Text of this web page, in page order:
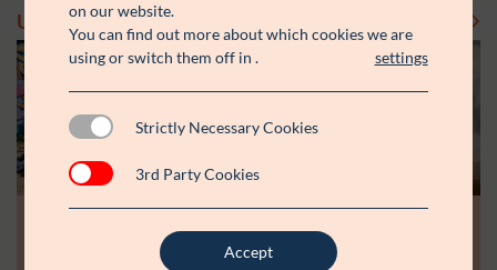
Uddelinger
Råt&Godts Venner skal styrke fællesskab
Aspiranterne får arbejdsro til at styrke
unge fællesskaber
on our website.
You can find out more about which cookies we are
using or switch them off in
settings
.
Strictly Necessary Cookies
3rd Party Cookies
Accept